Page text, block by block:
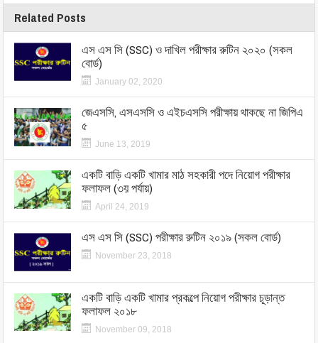
Related Posts
এস এস সি (SSC) ও দাখিল পরীক্ষার রুটিন ২০২০ (সকল
বোর্ড)
January 02, 2020
জেএসসি, এসএসসি ও এইচএসসি পরীক্ষায় থাকছে না জিপিএ
৫
June 13, 2019
একটি বাড়ি একটি খামার মাঠ সহকারী পদে নিয়োগ পরীক্ষার
ফলাফল (৩য় পর্যায়)
April 24, 2019
এস এস সি (SSC) পরীক্ষার রুটিন ২০১৯ (সকল বোর্ড)
November 23, 2018
একটি বাড়ি একটি খামার প্রকল্পে নিয়োগ পরীক্ষার চূড়ান্ত
ফলাফল ২০১৮
November 09, 2018